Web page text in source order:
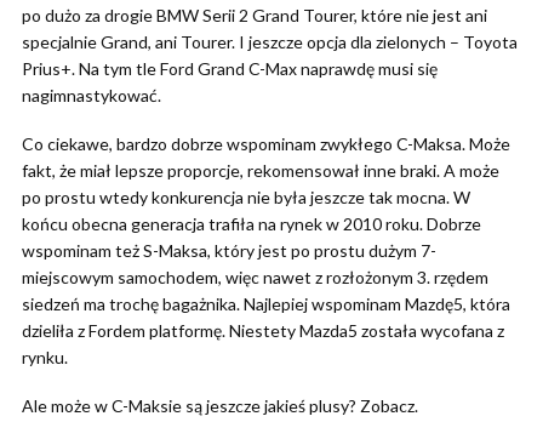
po dużo za drogie BMW Serii 2 Grand Tourer, które nie jest ani
specjalnie Grand, ani Tourer. I jeszcze opcja dla zielonych – Toyota
Prius+. Na tym tle Ford Grand C-Max naprawdę musi się
nagimnastykować.
Co ciekawe, bardzo dobrze wspominam zwykłego C-Maksa. Może
fakt, że miał lepsze proporcje, rekomensował inne braki. A może
po prostu wtedy konkurencja nie była jeszcze tak mocna. W
końcu obecna generacja trafiła na rynek w 2010 roku. Dobrze
wspominam też S-Maksa, który jest po prostu dużym 7-
miejscowym samochodem, więc nawet z rozłożonym 3. rzędem
siedzeń ma trochę bagażnika. Najlepiej wspominam Mazdę5, która
dzieliła z Fordem platformę. Niestety Mazda5 została wycofana z
rynku.
Ale może w C-Maksie są jeszcze jakieś plusy? Zobacz.